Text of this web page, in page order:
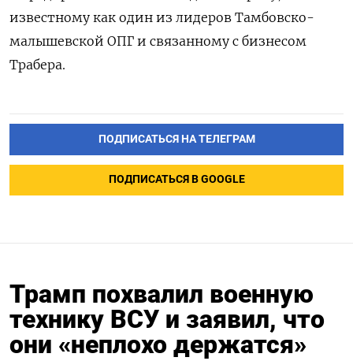
известному как один из лидеров Тамбовско-
малышевской ОПГ и связанному с бизнесом
Трабера.
ПОДПИСАТЬСЯ НА ТЕЛЕГРАМ
ПОДПИСАТЬСЯ В GOOGLE
Трамп похвалил военную
технику ВСУ и заявил, что
они «неплохо держатся»